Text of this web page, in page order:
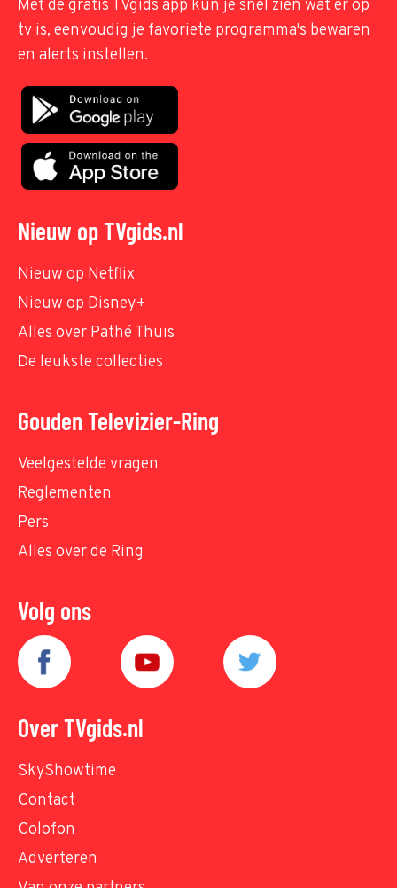
Met de gratis TVgids app kun je snel zien wat er op
tv is, eenvoudig je favoriete programma's bewaren
en alerts instellen.
Nieuw op TVgids.nl
Nieuw op Netflix
Nieuw op Disney+
Alles over Pathé Thuis
De leukste collecties
Gouden Televizier-Ring
Veelgestelde vragen
Reglementen
Pers
Alles over de Ring
Volg ons
Over TVgids.nl
SkyShowtime
Contact
Colofon
Adverteren